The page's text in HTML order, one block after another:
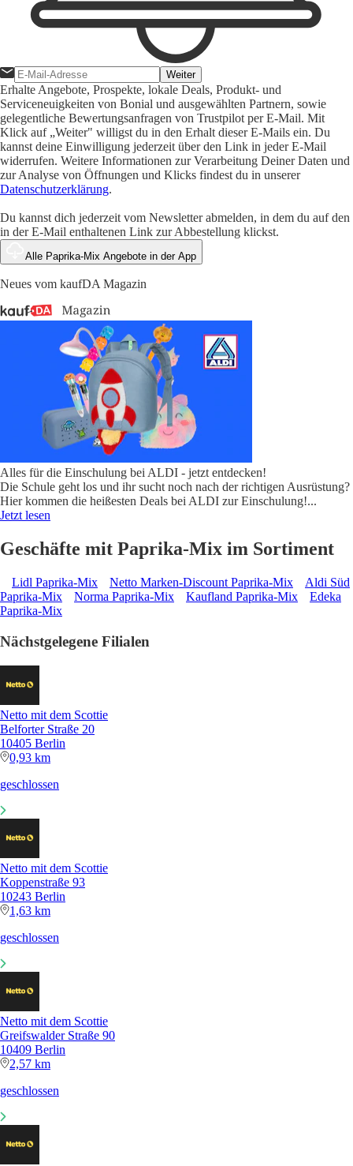
Weiter
Erhalte Angebote, Prospekte, lokale Deals, Produkt- und
Serviceneuigkeiten von Bonial und ausgewählten Partnern, sowie
gelegentliche Bewertungsanfragen von Trustpilot per E-Mail. Mit
Klick auf „Weiter" willigst du in den Erhalt dieser E-Mails ein. Du
kannst deine Einwilligung jederzeit über den Link in jeder E-Mail
widerrufen. Weitere Informationen zur Verarbeitung Deiner Daten und
zur Analyse von Öffnungen und Klicks findest du in unserer
Datenschutzerklärung.
Du kannst dich jederzeit vom Newsletter abmelden, in dem du auf den
in der E-Mail enthaltenen Link zur Abbestellung klickst.
Alle Paprika-Mix Angebote in der App
Neues vom kaufDA Magazin
Alles für die Einschulung bei ALDI - jetzt entdecken!
Die Schule geht los und ihr sucht noch nach der richtigen Ausrüstung?
Hier kommen die heißesten Deals bei ALDI zur Einschulung!...
Jetzt lesen
Geschäfte mit Paprika-Mix im Sortiment
Lidl Paprika-Mix Netto Marken-Discount Paprika-Mix
Aldi Süd
Paprika-Mix
Norma Paprika-Mix Kaufland Paprika-Mix
Edeka
Paprika-Mix
Nächstgelegene Filialen
Netto mit dem Scottie
Belforter Straße 20
10405 Berlin
0,93 km
geschlossen
Netto mit dem Scottie
Koppenstraße 93
10243 Berlin
1,63 km
geschlossen
Netto mit dem Scottie
Greifswalder Straße 90
10409 Berlin
2,57 km
geschlossen